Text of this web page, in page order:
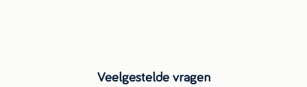
Veelgestelde vragen